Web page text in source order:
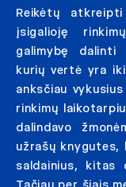
Reikėtų
įsigalioję
galimybę dalinti
kurių vertė yra
anksčiau
rinkimų
dalindavo
užrašų knygutes,
saldainius, kitas